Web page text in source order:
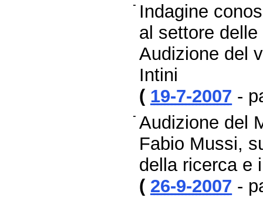
Indagine
al settore
Audizione del
Intini
( 19-7-2007 -
Audizione del
Fabio Mussi,
della ricerca e
( 26-9-2007 -